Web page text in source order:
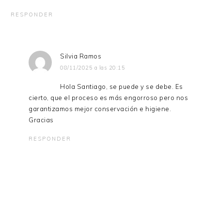
RESPONDER
Silvia Ramos
08/11/2025 a las 20:15
Hola Santiago, se puede y se debe. Es
cierto, que el proceso es más engorroso pero nos
garantizamos mejor conservación e higiene.
Gracias
RESPONDER